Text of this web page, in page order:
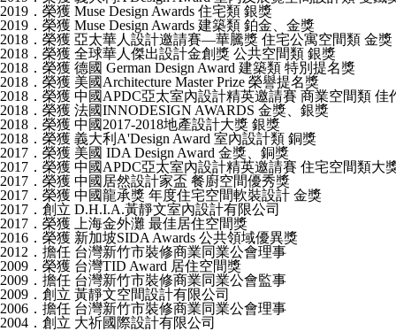
2019．榮獲 Muse Design Awards 住宅類 銀獎
2019．榮獲 Muse Design Awards 建築類 鉑金、金獎
2018．榮獲 亞太華人設計邀請賽—華騰獎 住宅公寓空間類 金獎
2018．榮獲 全球華人傑出設計金創獎 公共空間類 銀獎
2018．榮獲 德國 German Design Award 建築類 特別提名獎
2018．榮獲 美國Architecture Master Prize 榮譽提名獎
2018．榮獲 中國APDC亞太室內設計精英邀請賽 商業空間類 佳
2018．榮獲 法國INNODESIGN AWARDS 金獎、銀獎
2018．榮獲 中國2017-2018地產設計大獎 銀獎
2018．榮獲 義大利A'Design Award 室內設計類 銅獎
2017．榮獲 美國 IDA Design Award 金獎、銅獎
2017．榮獲 中國APDC亞太室內設計精英邀請賽 住宅空間類大
2017．榮獲 中國居然設計家盃 餐廚空間優秀獎
2017．榮獲 中國龍承獎 年度住宅空間軟裝設計 金獎
2017．創立 D.H.I.A.黃靜文室內設計有限公司
2017．榮獲 上海金外灘 最佳居住空間獎
2016．榮獲 新加坡SIDA Awards 公共領域優異獎
2012．擔任 台灣新竹市裝修商業同業公會理事
2009．榮獲 台灣TID Award 居住空間獎
2009．擔任 台灣新竹市裝修商業同業公會監事
2009．創立 黃靜文空間設計有限公司
2006．擔任 台灣新竹市裝修商業同業公會理事
2004．創立 大祈國際設計有限公司